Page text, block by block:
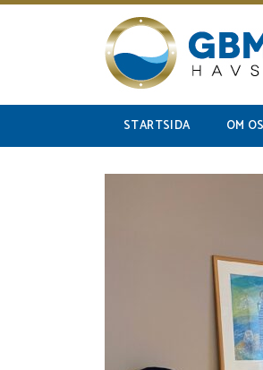
STARTSIDA OM